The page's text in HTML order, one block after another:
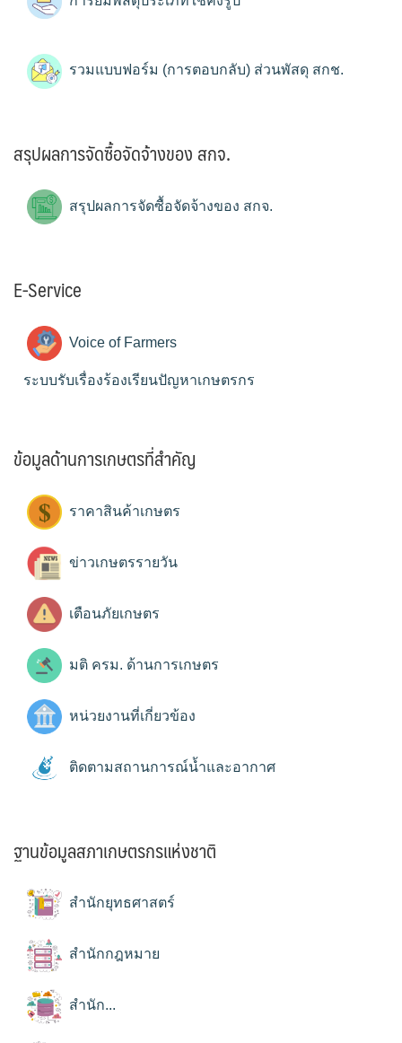
รวมแบบฟอร์ม (การตอบกลับ) ส่วนพัสดุ สกช.
สรุปผลการจัดซื้อจัดจ้างของ สกจ.
สรุปผลการจัดซื้อจัดจ้างของ สกจ.
E-Service
Voice of Farmers
ระบบรับเรื่องร้องเรียนปัญหาเกษตรกร
ข้อมูลด้านการเกษตรที่สำคัญ
ราคาสินค้าเกษตร
ข่าวเกษตรรายวัน
เตือนภัยเกษตร
มติ ครม. ด้านการเกษตร
หน่วยงานที่เกี่ยวข้อง
ติดตามสถานการณ์น้ำและอากาศ
ฐานข้อมูลสภาเกษตรกรแห่งชาติ
สำนักยุทธศาสตร์
สำนักกฎหมาย
สำนัก...